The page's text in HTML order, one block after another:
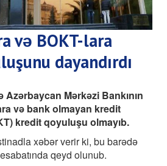
və BOKT-lara
dayandırdı
Azərbaycan Mərkəzi Bankının
və bank olmayan kredit
kredit qoyuluşu olmayıb.
xəbər verir ki, bu barədə
qeyd olunub.